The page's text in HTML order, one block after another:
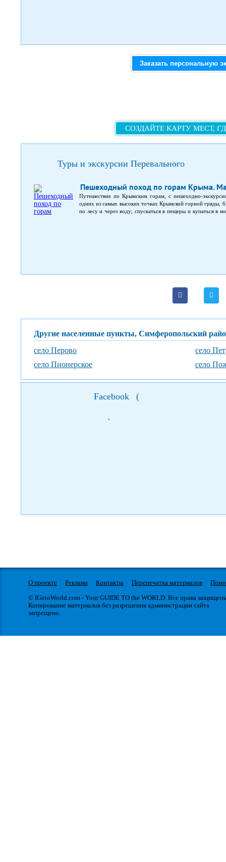
Заказать персональную
СОЗДАЙТЕ КАРТУ МЕСТ,
Туры и экскурсии Перевального
Пешеходный поход по горам Крыма.
Путешествие по Крымским горам, с пешеходно-
одних из самых высоких точках Крымской горной гряды,
по лесу и через воду; спускаться в пещеры и купаться в
Другие населенные пункты, Симферопольский
село Перово
село
село Пионерское
село
Facebook (
)
О проекте Реклама Контакты Перепечатка материалов
© IGotoWorld.com - Your GUIDE TO the WORLD. Все права
Копирование материалов без разрешения администрации сайта
запрещено.